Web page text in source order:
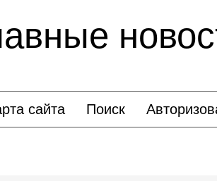
сайта Поиск